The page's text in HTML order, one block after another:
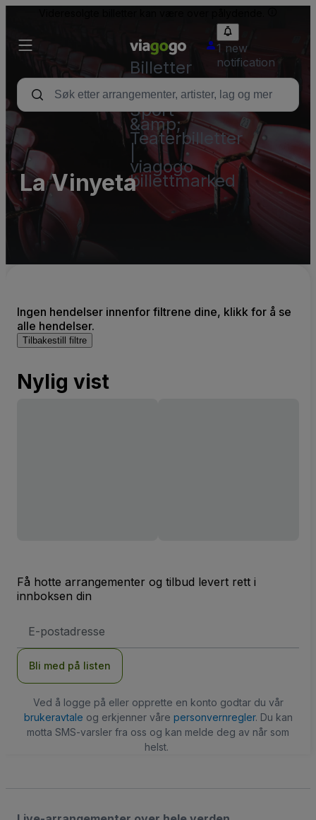
Billetter
–
Konsert,
Sport
&amp;
Teaterbilletter
viagogo
billettmarked
1 new
notification
La Vinyeta
Ingen hendelser innenfor filtrene dine, klikk for å se
alle hendelser.
Tilbakestill filtre
Nylig vist
Få hotte arrangementer og tilbud levert rett i
innboksen din
postadresse
Bli med på listen
Ved å logge på eller opprette en konto godtar du vår
brukeravtale og erkjenner våre personvernregler. Du kan
motta SMS-varsler fra oss og kan melde deg av når som
helst.